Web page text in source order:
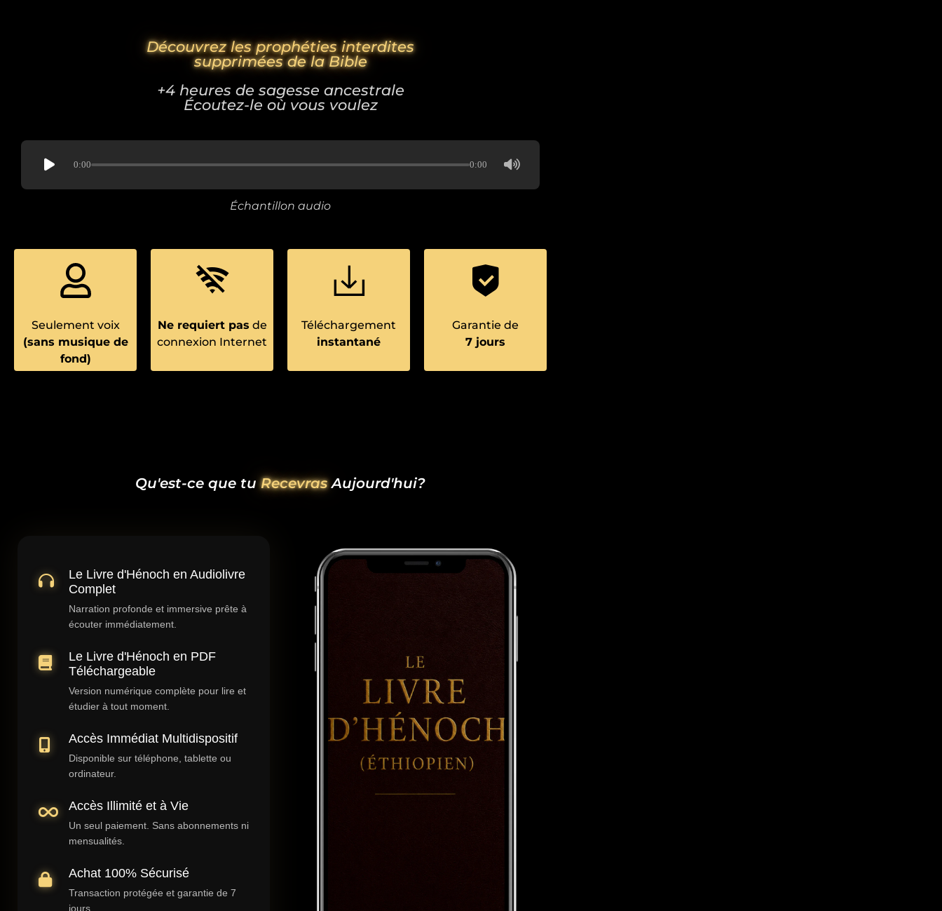
Découvrez les prophéties interdites
supprimées de la Bible
+4 heures de sagesse ancestrale
Écoutez-le où vous voulez
0:00 0:00
Échantillon audio
Seulement voix
(sans musique de
fond)
Ne requiert pas de
connexion Internet
Téléchargement
instantané
Garantie de
7 jours
Qu'est-ce que tuRecevrasAujourd'hui?
Le Livre d'Hénoch en Audiolivre
Complet
Narration profonde et immersive prête à
écouter immédiatement.
Le Livre d'Hénoch en PDF
Téléchargeable
Version numérique complète pour lire et
étudier à tout moment.
Accès Immédiat Multidispositif
Disponible sur téléphone, tablette ou
ordinateur.
Accès Illimité et à Vie
Un seul paiement. Sans abonnements ni
mensualités.
Achat 100% Sécurisé
Transaction protégée et garantie de 7
jours.